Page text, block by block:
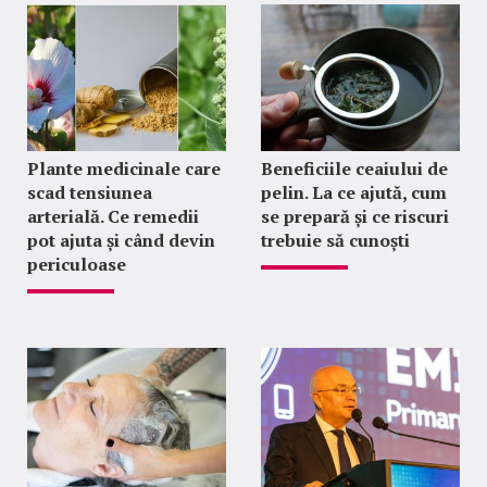
Plante medicinale care
scad tensiunea
arterială. Ce remedii
pot ajuta și când devin
periculoase
Beneficiile ceaiului de
pelin. La ce ajută, cum
se prepară și ce riscuri
trebuie să cunoști